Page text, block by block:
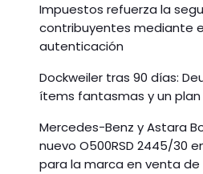
Impuestos refuerza la
contribuyentes mediante
autenticación
Dockweiler tras 90 días:
ítems fantasmas y un plan
Mercedes-Benz y Astara
nuevo O500RSD 2445/30
para la marca en venta de